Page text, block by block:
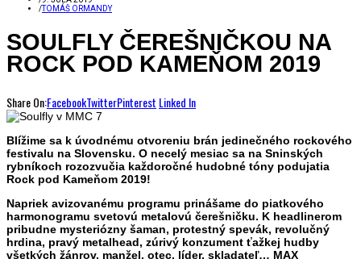
/TOMÁŠ ORMANDY
SOULFLY ČEREŠNIČKOU NA
ROCK POD KAMEŇOM 2019
Share On:FacebookTwitterPinterest Linked In
Blížime sa k úvodnému otvoreniu brán jedinečného rockového
festivalu na Slovensku. O necelý mesiac sa na Sninských
rybníkoch rozozvučia každoročné hudobné tóny podujatia
Rock pod Kameňom 2019!
Napriek avizovanému programu prinášame do piatkového
harmonogramu svetovú metalovú čerešničku. K headlinerom
pribudne mysteriózny šaman, protestný spevák, revolučný
hrdina, pravý metalhead, zúrivý konzument ťažkej hudby
všetkých žánrov, manžel, otec, líder, skladateľ… MAX